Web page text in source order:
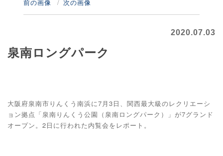
前の画像 次の画像
2020.07.03
泉南ロングパーク
大阪府泉南市りんくう南浜に7月3日、関西最大級のレクリエーシ
ョン拠点「泉南りんくう公園（泉南ロングパーク）」が7グランド
オープン。2日に行われた内覧会をレポート。